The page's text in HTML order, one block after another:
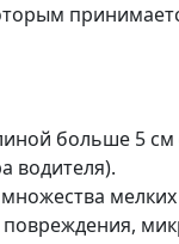
больше 5 см
водителя).